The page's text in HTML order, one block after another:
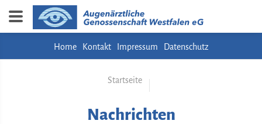
Home Kontakt Impressum Datenschutz
Startseite
Nachrichten